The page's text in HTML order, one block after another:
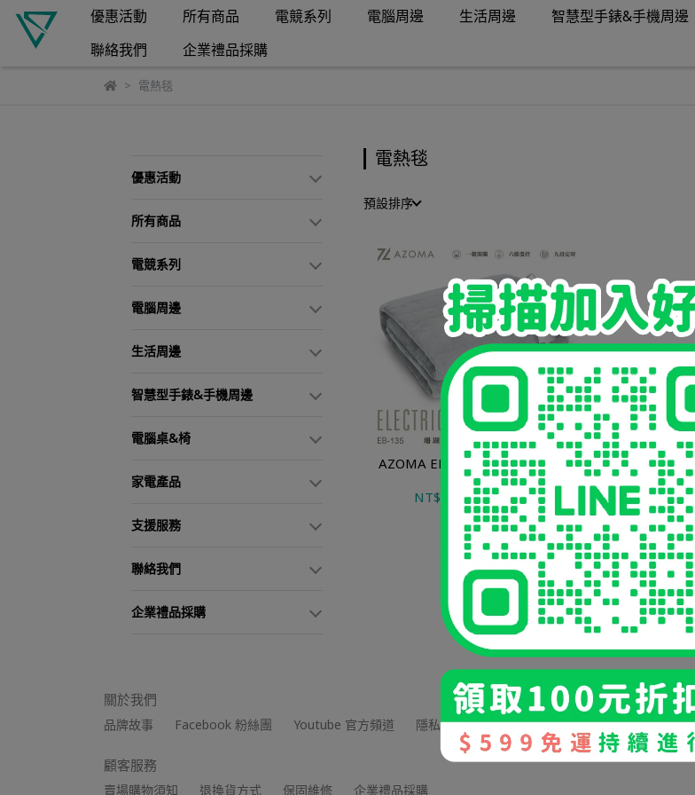
優惠活動 所有商品 電競系列 電腦周邊 生活周邊 智慧型手錶&手機周邊
聯絡我們
企業禮品採購
電熱毯
優惠活動
所有商品
電競系列
電腦周邊
生活周邊
智慧型手錶&手機周邊
電腦桌&椅
家電產品
支援服務
聯絡我們
企業禮品採購
電熱毯
預設排序
AZOMA EB-135 雙人溫控電熱毯
NT$1,208NT$2,099
關於我們
品牌故事 Facebook 粉絲團 Youtube 官方頻道 隱私權政策 網路商店條款 水冷系列保固條款
顧客服務
賣場購物須知 退換貨方式 保固維修 企業禮品採購